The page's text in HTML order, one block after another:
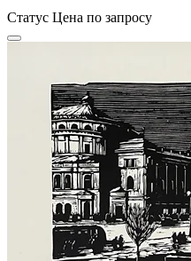
Статус Цена по запросу